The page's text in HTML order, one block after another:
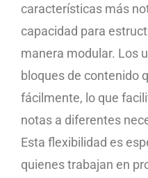
características más
capacidad para
manera modular. Los
bloques de contenido
fácilmente, lo que
notas a diferentes
Esta flexibilidad es
quienes trabajan en